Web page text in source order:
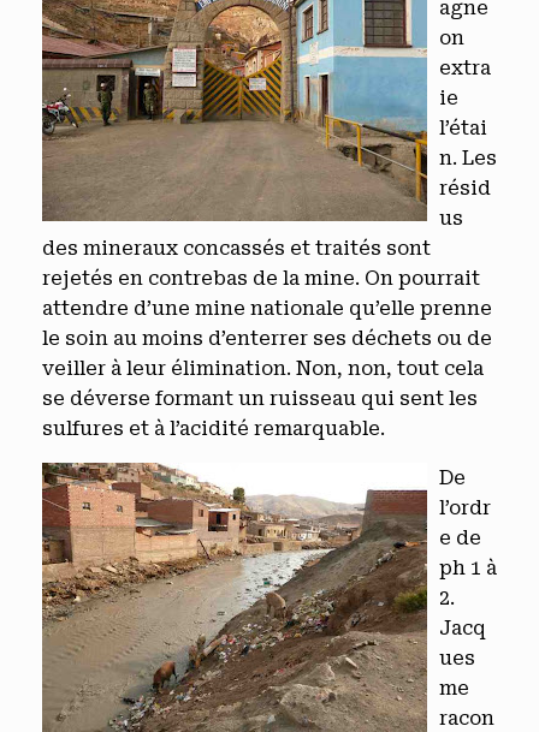
agne
on
extra
ie
l’étai
n. Les
résid
us
des mineraux concassés et traités sont
rejetés en contrebas de la mine. On pourrait
attendre d’une mine nationale qu’elle prenne
le soin au moins d’enterrer ses déchets ou de
veiller à leur élimination. Non, non, tout cela
se déverse formant un ruisseau qui sent les
sulfures et à l’acidité remarquable.
De
l’ordr
e de
ph 1 à
2.
Jacq
ues
me
racon